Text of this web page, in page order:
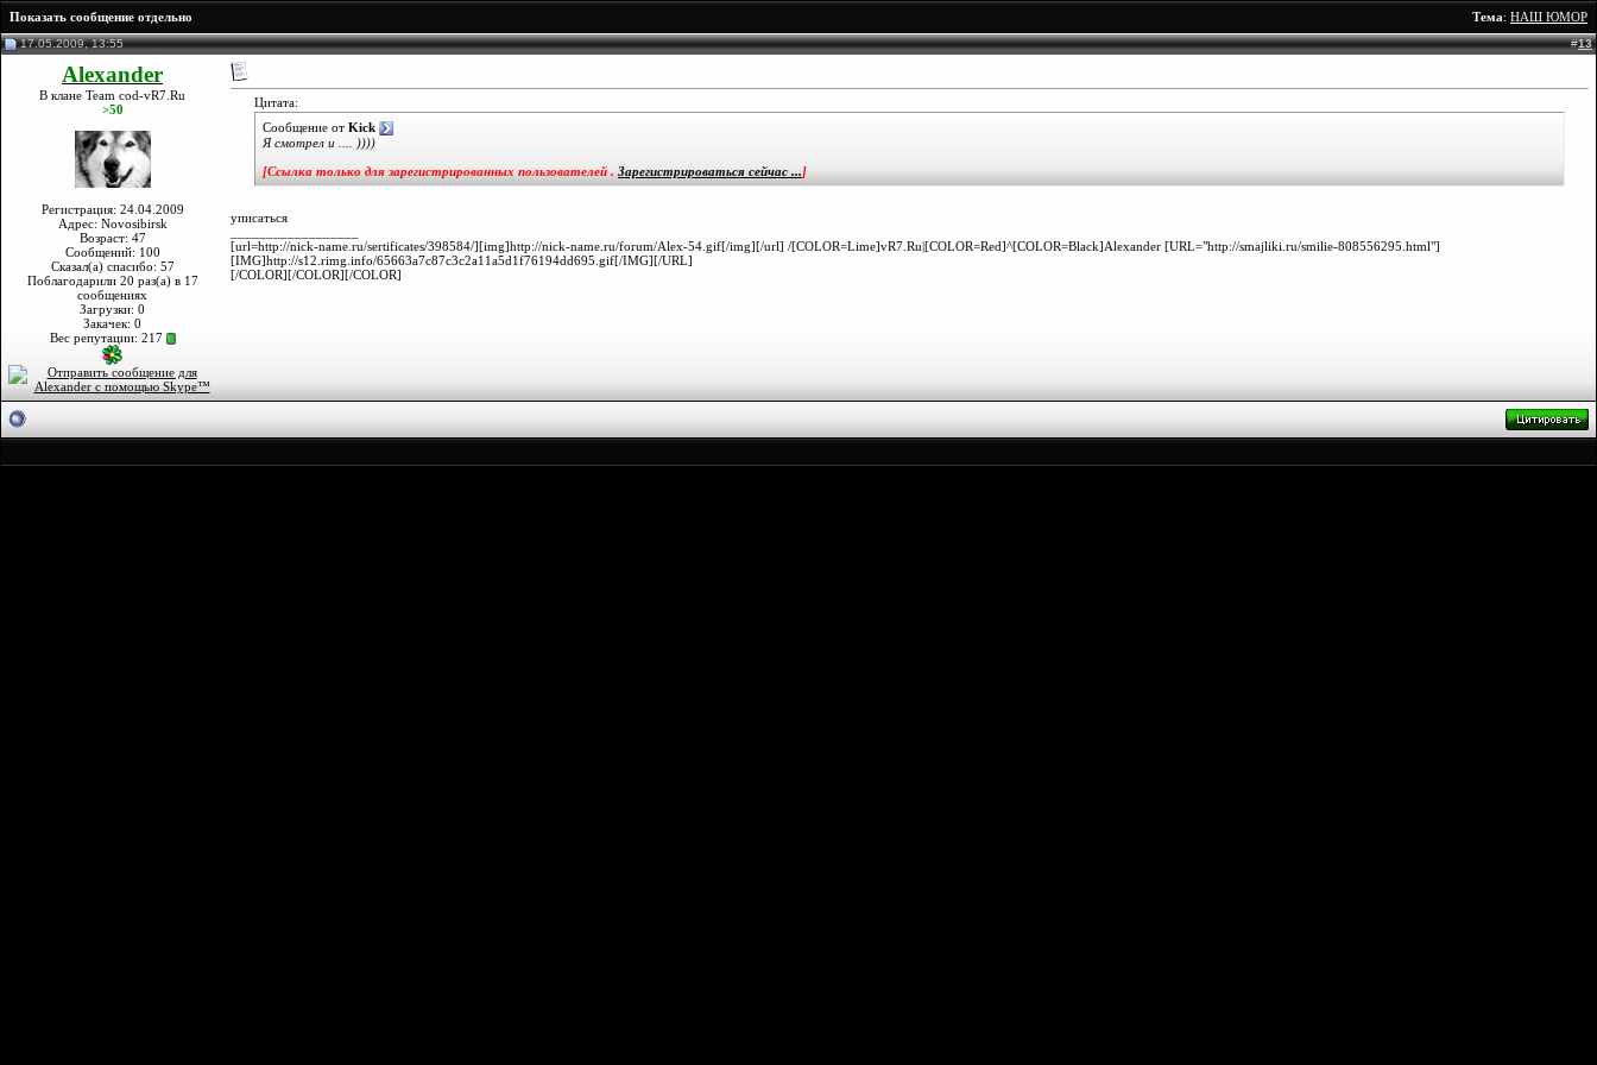
Тема: НАШ ЮМОР
Показать сообщение отдельно
17.05.2009, 13:55 #13
Alexander
В клане Team cod-vR7.Ru
>50
Регистрация: 24.04.2009
Адрес: Novosibirsk
Возраст: 47
Сообщений: 100
Сказал(а) спасибо: 57
Поблагодарили 20 раз(а) в 17
сообщениях
Загрузки: 0
Закачек: 0
Вес репутации: 217
Цитата:
Сообщение от Kick
Я смотрел и .... ))))
[Ссылка только для зарегистрированных пользователей .Зарегистрироваться сейчас ...]
уписаться
[url=http://nick-name.ru/sertificates/398584/][img]http://nick-name.ru/forum/Alex-54.gif[/img][/url] /[COLOR=Lime]vR7.Ru|[COLOR=Red]^[COLOR=Black]Alexander [URL="http://smajliki.ru/smilie-808556295.html"]
[IMG]http://s12.rimg.info/65663a7c87c3c2a11a5d1f76194dd695.gif[/IMG][/URL]
[/COLOR][/COLOR][/COLOR]